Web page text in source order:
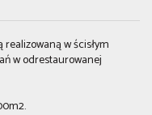
w ścisłym
w odrestaurowanej